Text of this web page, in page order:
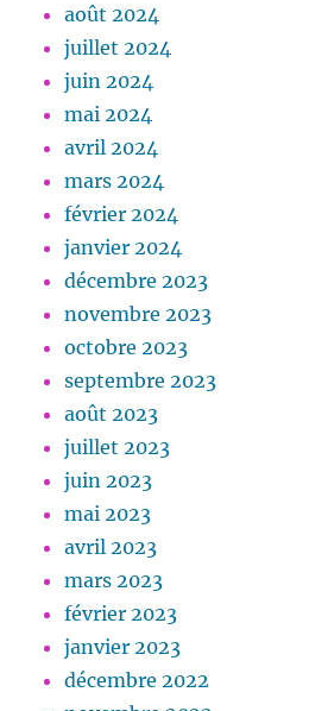
août 2024
juillet 2024
juin 2024
mai 2024
avril 2024
mars 2024
février 2024
janvier 2024
décembre 2023
novembre 2023
octobre 2023
septembre 2023
août 2023
juillet 2023
juin 2023
mai 2023
avril 2023
mars 2023
février 2023
janvier 2023
décembre 2022